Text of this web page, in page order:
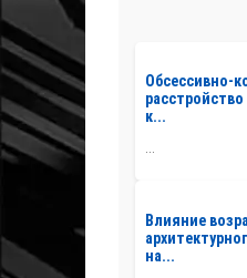
Обсессивно-
к...
...
Влияние
на...